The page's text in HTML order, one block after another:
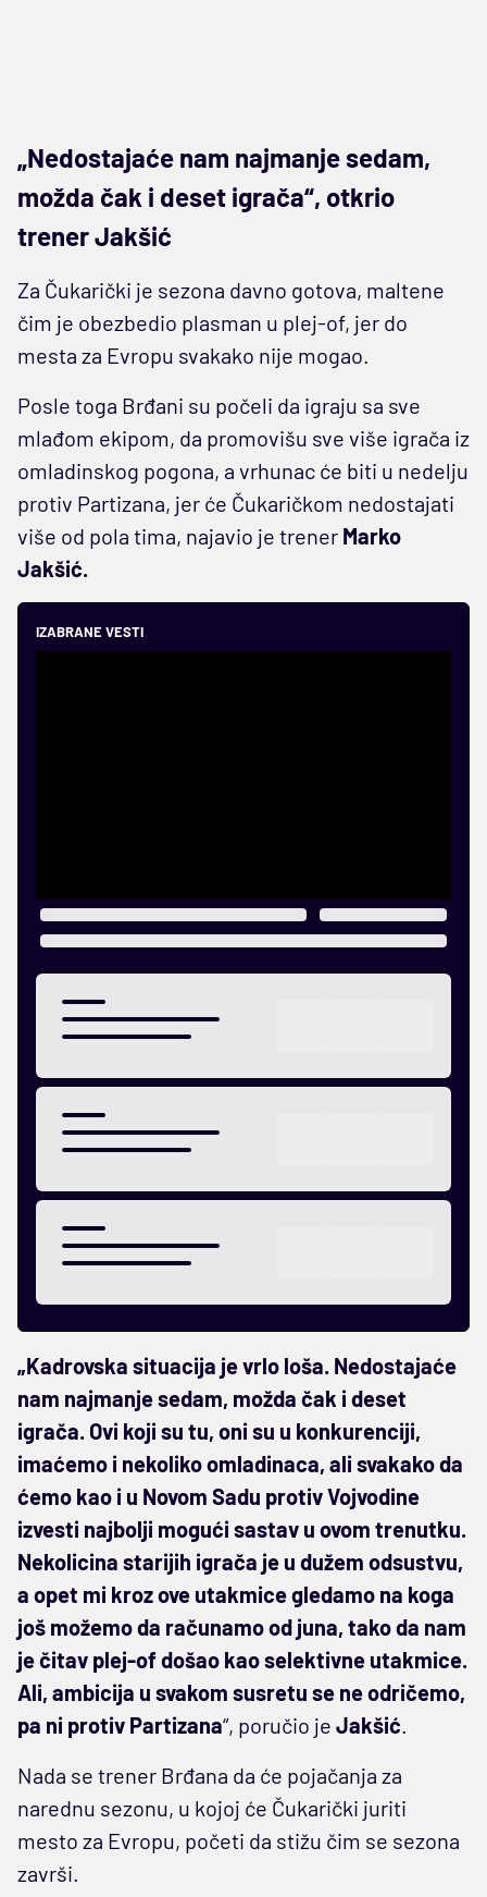
„Nedostajaće nam najmanje sedam,
možda čak i deset igrača“, otkrio
trener Jakšić
Za Čukarički je sezona davno gotova, maltene
čim je obezbedio plasman u plej-of, jer do
mesta za Evropu svakako nije mogao.
Posle toga Brđani su počeli da igraju sa sve
mlađom ekipom, da promovišu sve više igrača iz
omladinskog pogona, a vrhunac će biti u nedelju
protiv Partizana, jer će Čukaričkom nedostajati
više od pola tima, najavio je trener Marko
Jakšić.
IZABRANE VESTI
„Kadrovska situacija je vrlo loša. Nedostajaće
nam najmanje sedam, možda čak i deset
igrača. Ovi koji su tu, oni su u konkurenciji,
imaćemo i nekoliko omladinaca, ali svakako da
ćemo kao i u Novom Sadu protiv Vojvodine
izvesti najbolji mogući sastav u ovom trenutku.
Nekolicina starijih igrača je u dužem odsustvu,
a opet mi kroz ove utakmice gledamo na koga
još možemo da računamo od juna, tako da nam
je čitav plej-of došao kao selektivne utakmice.
Ali, ambicija u svakom susretu se ne odričemo,
pa ni protiv Partizana“, poručio je Jakšić.
Nada se trener Brđana da će pojačanja za
narednu sezonu, u kojoj će Čukarički juriti
mesto za Evropu, početi da stižu čim se sezona
završi.